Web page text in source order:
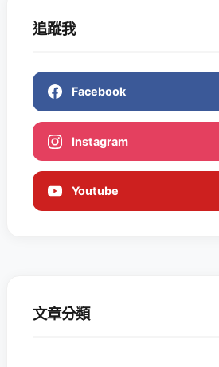
追蹤我
Facebook
Instagram
Youtube
文章分類